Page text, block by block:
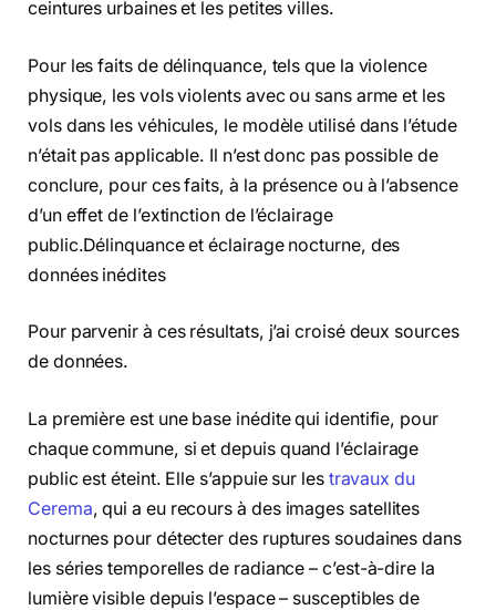
ceintures urbaines et les petites villes.
Pour les faits de délinquance, tels que la violence
physique, les vols violents avec ou sans arme et les
vols dans les véhicules, le modèle utilisé dans l’étude
n’était pas applicable. Il n’est donc pas possible de
conclure, pour ces faits, à la présence ou à l’absence
d’un effet de l’extinction de l’éclairage
public.Délinquance et éclairage nocturne, des
données inédites
Pour parvenir à ces résultats, j’ai croisé deux sources
de données.
La première est une base inédite qui identifie, pour
chaque commune, si et depuis quand l’éclairage
public est éteint. Elle s’appuie sur les travaux du
Cerema, qui a eu recours à des images satellites
nocturnes pour détecter des ruptures soudaines dans
les séries temporelles de radiance – c’est-à-dire la
lumière visible depuis l’espace – susceptibles de